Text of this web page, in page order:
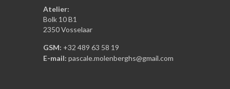
Atelier:
Bolk 10 B1
2350 Vosselaar
GSM: +32 489 63 58 19
E-mail: pascale.molenberghs@gmail.com